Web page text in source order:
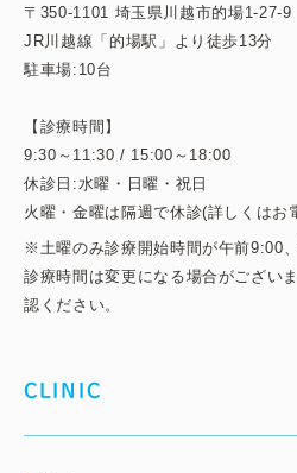
〒350-1101 埼玉県川越市的場1-27-9
JR川越線「的場駅」より徒歩13分
駐車場:10台
【診療時間】
9:30～11:30 / 15:00～18:00
休診日:水曜・日曜・祝日
火曜・金曜は隔週で休診(詳しくはお
※土曜のみ診療開始時間が午前9:00
診療時間は変更になる場合がござい
認ください。
CLINIC